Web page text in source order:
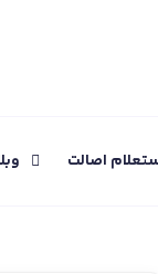
اصالت